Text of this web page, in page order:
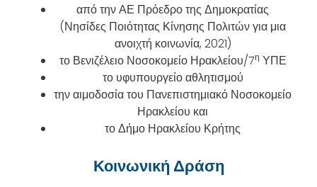
από την ΑΕ Πρόεδρο της Δημοκρατίας
(Νησίδες Ποιότητας Κίνησης Πολιτών για μια
ανοιχτή κοινωνία, 2021)
το Βενιζέλειο Νοσοκομείο Ηρακλείου/7η ΥΠΕ
το υφυπουργείο αθλητισμού
την αιμοδοσία του Πανεπιστημιακό Νοσοκομείο
Ηρακλείου και
το Δήμο Ηρακλείου Κρήτης
Κοινωνική Δράση